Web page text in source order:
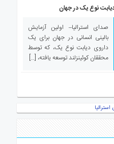
نوع یک در جهان
صدای استرالیا– اولین آزمایش
بالینی انسانی در جهان برای یک
داروی دیابت نوع یک، که توسط
محققان کوئینزلند توسعه یافته، […]